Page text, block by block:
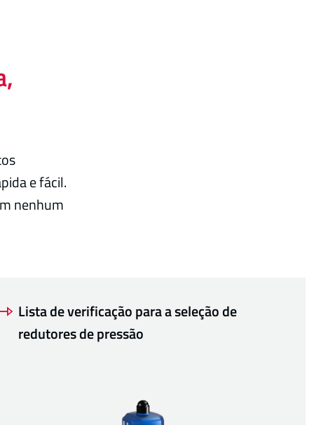
e fácil.
nenhum
Lista de verificação para a seleção de
redutores de pressão